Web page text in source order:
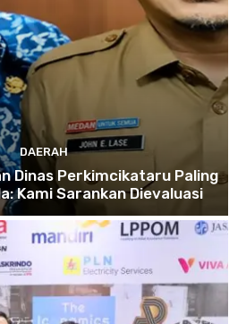
DAERAH
Dinas Perkimcikataru Paling
Kami Sarankan Dievaluasi